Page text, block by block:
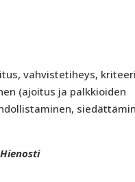
vahvistetiheys,
(ajoitus ja palkkioiden
Hienosti